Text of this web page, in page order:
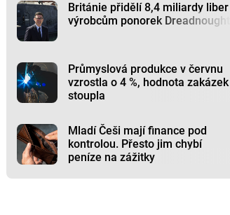
Británie přidělí 8,4 miliardy liber
výrobcům ponorek Dreadnought
Průmyslová produkce v červnu
vzrostla o 4 %, hodnota zakázek
stoupla
Mladí Češi mají finance pod
kontrolou. Přesto jim chybí
peníze na zážitky